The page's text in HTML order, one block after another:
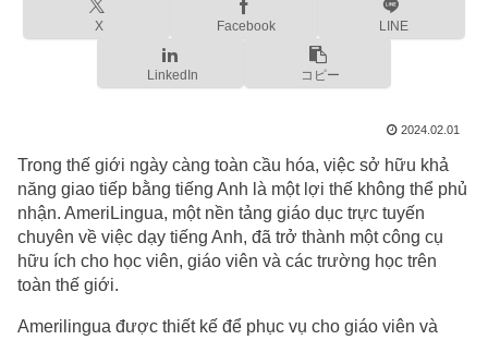
X Facebook LINE
LinkedIn コピー
2024.02.01
Trong thế giới ngày càng toàn cầu hóa, việc sở hữu khả
năng giao tiếp bằng tiếng Anh là một lợi thế không thể phủ
nhận. AmeriLingua, một nền tảng giáo dục trực tuyến
chuyên về việc dạy tiếng Anh, đã trở thành một công cụ
hữu ích cho học viên, giáo viên và các trường học trên
toàn thế giới.
Amerilingua được thiết kế để phục vụ cho giáo viên và